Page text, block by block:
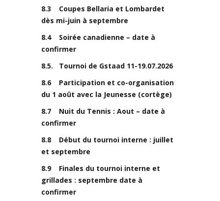
8.3 Coupes Bellaria et Lombardet
dès mi-juin à septembre
8.4 Soirée canadienne – date à
confirmer
8.5. Tournoi de Gstaad 11-19.07.2026
8.6 Participation et co-organisation
du 1 août avec la Jeunesse (cortège)
8.7 Nuit du Tennis : Aout – date à
confirmer
8.8 Début du tournoi interne : juillet
et septembre
8.9 Finales du tournoi interne et
grillades : septembre date à
confirmer